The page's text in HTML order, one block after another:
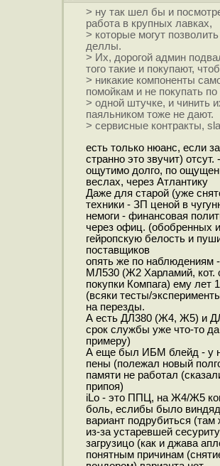
> ну так шел бы и
работа в крупных лавках,
> которые могут
деллы.
> Их, дорогой админ
того такие и покупают,
> никакие компоненты
помойкам и не покупать по
> одной штучке, и чинить
паяльником тоже не дают.
> сервисные контракты,
есть только нюанс, если
странно это звучит)
ощутимо долго, по
веслах, через Атлантику
Даже для старой (уже
техники - ЗП ценой в
немоги - финансовая
через офиц. (обобренных
гейропскую белость и
поставщиков
опять же по наблюдениям
МЛ530 (Ж2 Харламий, кот.
покупки Компага) ему лет
(всяки тесты/
на перезды.
А есть ДЛ380 (Ж4, Ж5) и
срок службы уже что-то
примеру)
А еще был ИБМ блейд - у
пены (полежал новый
памяти не работал
припоя)
iLo - это ППЦ, на Ж4/Ж5
боль, еслибы было
вариант подрубиться
из-за устаревшей
загрузицо (как и джава
понятным причинам